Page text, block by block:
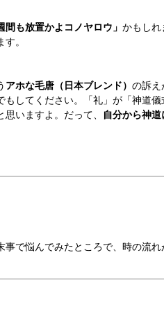
間も放置かよコノヤロウ」 かもしれ
。
アホな毛唐（日本ブレンド） の訴え
してください。「礼」が「神道
いますよ。だって、
自分から神
で悩んでみたところで、時の流